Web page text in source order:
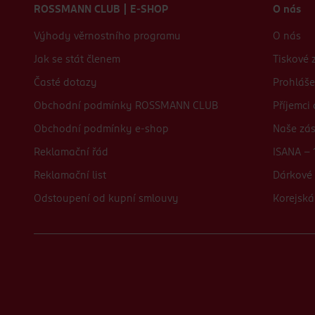
ROSSMANN CLUB | E-SHOP
Výhody věrnostního programu
Jak se stát členem
Časté dotazy
Obchodní podmínky ROSSMANN CLUB
Obchodní podmínky e-shop
Reklamační řád
Reklamační list
Odstoupení od kupní smlouvy
O nás
O nás
Tiskové
Příjemci
Naše
ISANA